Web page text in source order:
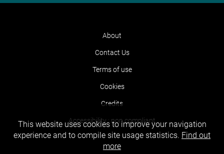
About
Contact Us
Terms of use
Cookies
Credits
Accessibility : non compliant
This website uses cookies to improve your navigation
experience and to compile site usage statistics. Find out
more